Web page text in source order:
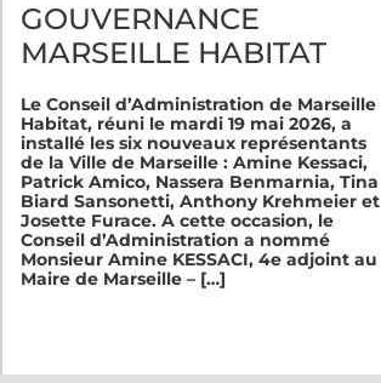
GOUVERNANCE
MARSEILLE HABITAT
Le Conseil d’Administration de Marseille
Habitat, réuni le mardi 19 mai 2026, a
installé les six nouveaux représentants
de la Ville de Marseille : Amine Kessaci,
Patrick Amico, Nassera Benmarnia, Tina
Biard Sansonetti, Anthony Krehmeier et
Josette Furace. A cette occasion, le
Conseil d’Administration a nommé
Monsieur Amine KESSACI, 4e adjoint au
Maire de Marseille – […]